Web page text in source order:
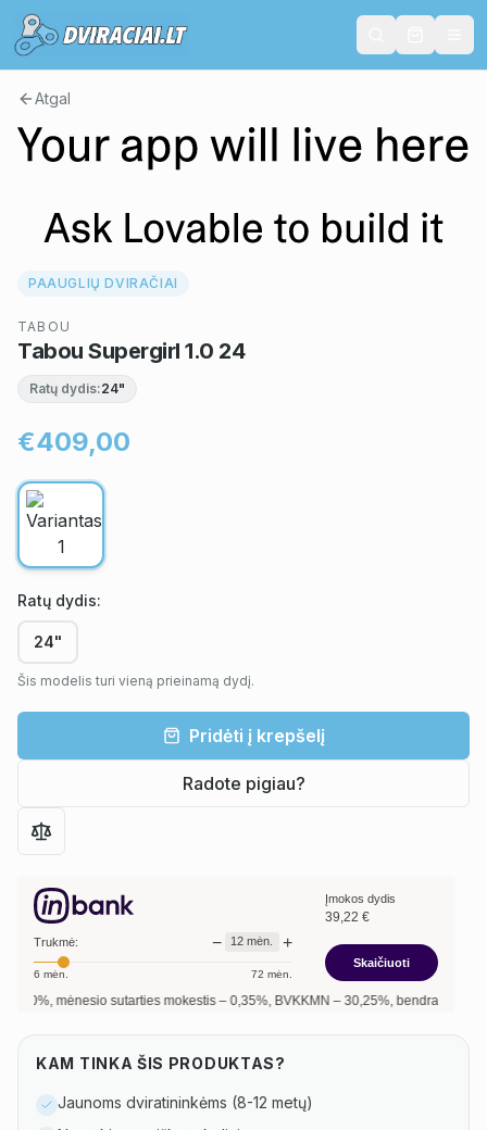
Atgal
PAAUGLIŲ DVIRAČIAI
TABOU
Tabou Supergirl 1.0 24
Ratų dydis:24"
€409,00
Ratų dydis:
24"
Šis modelis turi vieną prieinamą dydį.
Pridėti į krepšelį
Radote pigiau?
Trukmė: − 12 mėn. +
6 mėn. 72 mėn.
Įmokos dydis
39,22 €
Skaičiuoti
mėnesio sutarties mokestis –0,35%, BVKKMN –30,25%, bendra mokėtina
KAM TINKA ŠIS PRODUKTAS?
Jaunoms dviratininkėms (8-12 metų)